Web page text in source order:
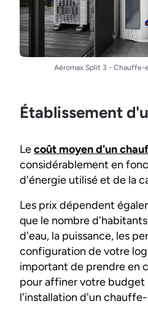
Aéromax Split 3 - Chauffe-
Établissement
Lecoût moyen d'un
considérablement en
d'énergie utilisé et de la
Les prix dépendent
que le nombre
d'eau, la puissance, les
configuration de votre
important de prendre en
pour affiner votre budget
l'installation d'un chauffe-